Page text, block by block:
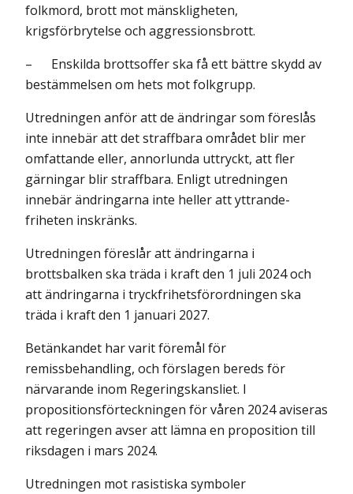
folkmord, brott mot mänskligheten,
krigsförbrytelse och aggressionsbrott.
– Enskilda brottsoffer ska få ett bättre skydd av
bestämmelsen om hets mot folkgrupp.
Utredningen anför att de ändringar som föreslås
inte innebär att det straffbara området blir mer
omfattande eller, annorlunda uttryckt, att fler
gärningar blir straffbara. Enligt utredningen
innebär ändringarna inte heller att yttrande­
friheten inskränks.
Utredningen föreslår att ändringarna i
brottsbalken ska träda i kraft den 1 juli 2024 och
att ändringarna i tryckfrihetsförordningen ska
träda i kraft den 1 januari 2027.
Betänkandet har varit föremål för
remissbehandling, och förslagen bereds för
närvarande inom Regeringskansliet. I
propositionsförteckningen för våren 2024 aviseras
att regeringen avser att lämna en proposition till
riksdagen i mars 2024.
Utredningen mot rasistiska symboler